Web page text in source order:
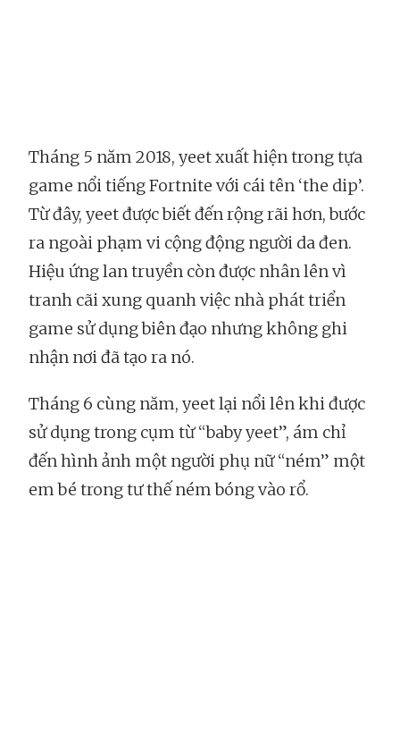
Tháng 5 năm 2018, yeet xuất hiện trong tựa
game nổi tiếng Fortnite với cái tên ‘the dip’.
Từ đây, yeet được biết đến rộng rãi hơn, bước
ra ngoài phạm vi cộng động người da đen.
Hiệu ứng lan truyền còn được nhân lên vì
tranh cãi xung quanh việc nhà phát triển
game sử dụng biên đạo nhưng không ghi
nhận nơi đã tạo ra nó.
Tháng 6 cùng năm, yeet lại nổi lên khi được
sử dụng trong cụm từ “baby yeet”, ám chỉ
đến hình ảnh một người phụ nữ “ném” một
em bé trong tư thế ném bóng vào rổ.